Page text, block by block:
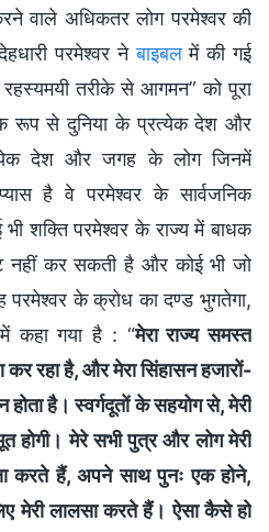
वाले अधिकतर लोग परमेश्वर की
परमेश्वर नेबाइबलमें की गई
रहस्यमयी तरीके से आगमन” को पूरा
रूप से दुनिया के प्रत्येक देश और
देश और जगह के लोग जिनमें
है वे परमेश्वर के सार्वजनिक
शक्ति परमेश्वर के राज्य में बाधक
नहीं कर सकती है और कोई भी जो
परमेश्वर के क्रोध का दण्ड भुगतेगा,
कहा गया है : “मेरा राज्य समस्त
रहा है, और मेरा सिंहासन हजारों-
होता है। स्वर्गदूतों के सहयोग से, मेरी
होगी। मेरे सभी पुत्र और लोग मेरी
करते हैं, अपने साथ पुनः एक होने,
मेरी लालसा करते हैं। ऐसा कैसे हो